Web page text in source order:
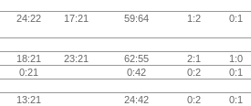
24:22 17:21 59:64 1:2 0:1
18:21 23:21 62:55 2:1
1:0
0:21 0:42 0:2 0:1
13:21 24:42 0:2 0:1